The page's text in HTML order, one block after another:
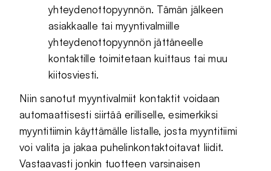
yhteydenottopyynnön. Tämän jälkeen
asiakkaalle tai myyntivalmiille
yhteydenottopyynnön jättäneelle
kontaktille toimitetaan kuittaus tai muu
kiitosviesti.
Niin sanotut myyntivalmiit kontaktit voidaan
automaattisesti siirtää erilliselle, esimerkiksi
myyntitiimin käyttämälle listalle, josta myyntitiimi
voi valita ja jakaa puhelinkontaktoitavat liidit.
Vastaavasti jonkin tuotteen varsinaisen